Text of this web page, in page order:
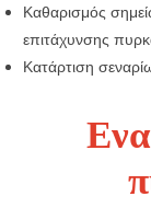
Καθαρισμός
επιτάχυνσης
Κατάρτιση